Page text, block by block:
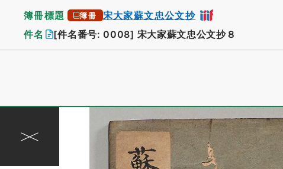
簿冊標題 簿冊 宋大家蘇文忠公文抄
件名 [件名番号: 0008] 宋大家蘇文忠公文抄８